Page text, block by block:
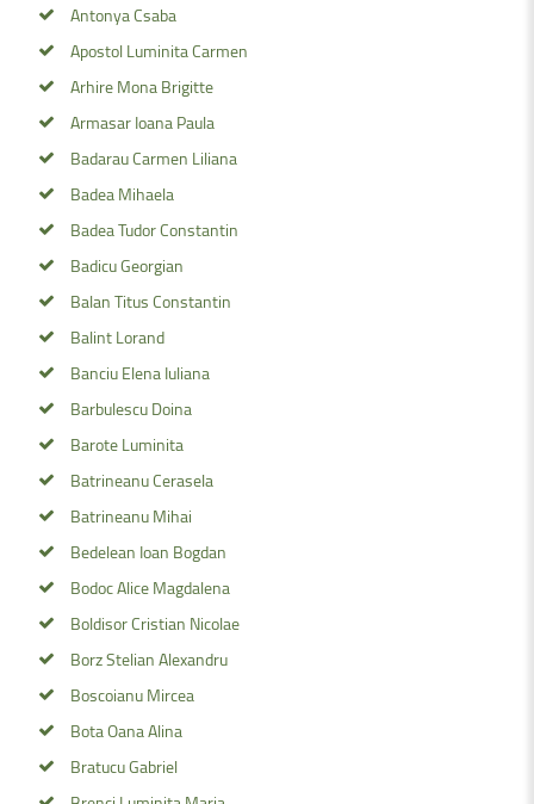
Antonya Csaba
Apostol Luminita Carmen
Arhire Mona Brigitte
Armasar Ioana Paula
Badarau Carmen Liliana
Badea Mihaela
Badea Tudor Constantin
Badicu Georgian
Balan Titus Constantin
Balint Lorand
Banciu Elena Iuliana
Barbulescu Doina
Barote Luminita
Batrineanu Cerasela
Batrineanu Mihai
Bedelean Ioan Bogdan
Bodoc Alice Magdalena
Boldisor Cristian Nicolae
Borz Stelian Alexandru
Boscoianu Mircea
Bota Oana Alina
Bratucu Gabriel